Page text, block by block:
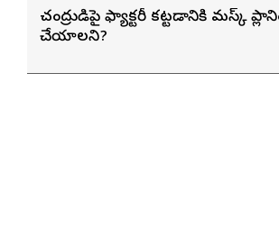
చంద్రుడిపై ఫ్యాక్టరీ కట్టడానికి మస్క్
చేయాలని?